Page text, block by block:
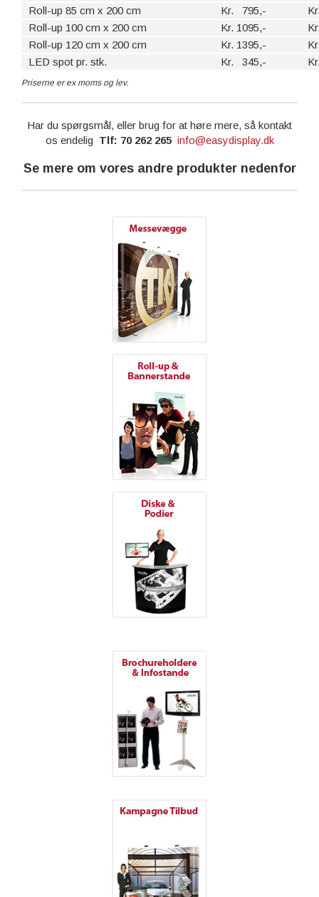
Roll-up 85 cm x 200 cm
Kr. 795,-
Roll-up 100 cm x 200 cm
Kr. 1095,-
Roll-up 120 cm x 200 cm
Kr. 1395,-
LED spot pr. stk.
Kr. 345,-
Priserne er ex moms og lev.
Har du spørgsmål, eller brug for at høre mere, så kontakt
os endelig Tlf: 70 262 265 info@easydisplay.dk
Se mere om vores andre produkter nedenfor